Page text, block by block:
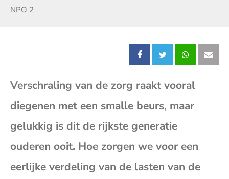
Zender:
NPO 2
Deel
dit
bericht
op
Facebook
Deel
dit
bericht
op
X
Deel
dit
op
Verschraling van de zorg raakt vooral
diegenen met een smalle beurs, maar
gelukkig is dit de rijkste generatie
ouderen ooit. Hoe zorgen we voor een
eerlijke verdeling van de lasten van de